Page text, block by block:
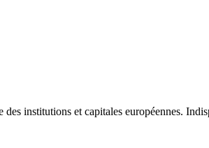
institutions et capitales européennes.